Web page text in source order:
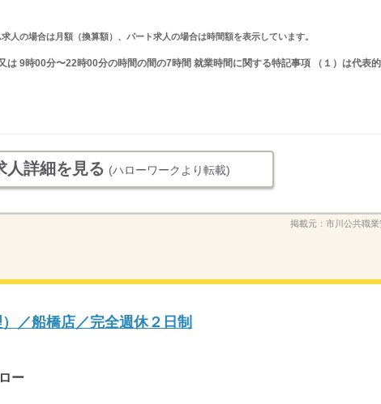
人の場合は月額（換算額）、パート求人の場合は時間額を表示しています。
は 9時00分〜22時00分の時間の間の7時間 就業時間に関する特記事項 （１）は代表的
人詳細を見る (ハローワークより転載)
掲載元： 市川公共職
／船橋店／完全週休２日制
ー